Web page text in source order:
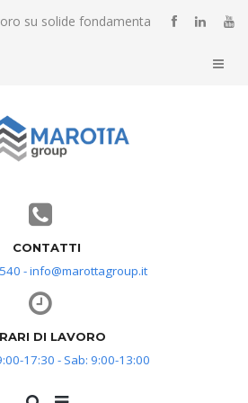
su solide fondamenta
CONTATTI
- info@marottagroup.it
DI LAVORO
17:30 - Sab: 9:00-13:00